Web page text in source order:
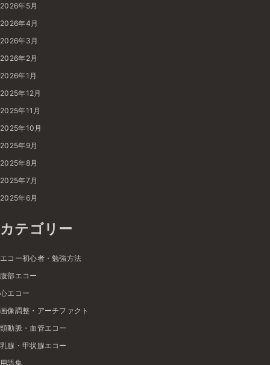
2026年5月
2026年4月
2026年3月
2026年2月
2026年1月
2025年12月
2025年11月
2025年10月
2025年9月
2025年8月
2025年7月
2025年6月
カテゴリー
エコー初心者・勉強方法
腹部エコー
心エコー
画像調整・アーチファクト
頸動脈・血管エコー
乳腺・甲状腺エコー
用語集